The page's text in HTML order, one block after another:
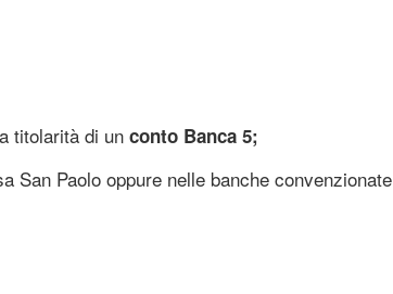
titolarità di un conto Banca 5;
San Paolo oppure nelle banche convenzionate